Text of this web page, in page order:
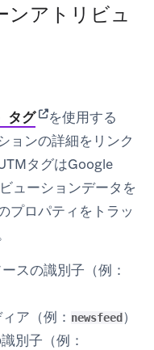
ンアトリビュ
タグ(opens in new tab)
を使用する
ョンの詳細をリンク
タグはGoogle
ューションデータを
プロパティをトラッ
スの識別子（例：
ア（例： newsfeed ）
別子（例：